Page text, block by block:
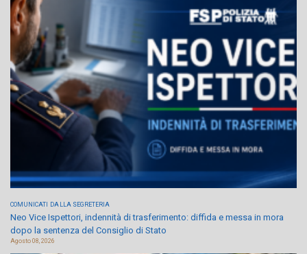
COMUNICATI DALLA SEGRETERIA
Neo Vice Ispettori, indennità di trasferimento: diffida e messa in mora
dopo la sentenza del Consiglio di Stato
Agosto 08, 2026